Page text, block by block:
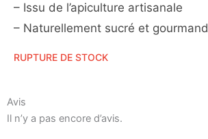
– Issu de l’apiculture artisanale
– Naturellement sucré et gourmand
RUPTURE DE STOCK
Avis
Il n’y a pas encore d’avis.